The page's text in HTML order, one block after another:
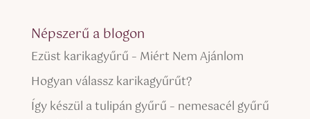
Népszerű a blogon
Ezüst karikagyűrű – Miért Nem Ajánlom
Hogyan válassz karikagyűrűt?
Így készül a tulipán gyűrű – nemesacél gyűrű